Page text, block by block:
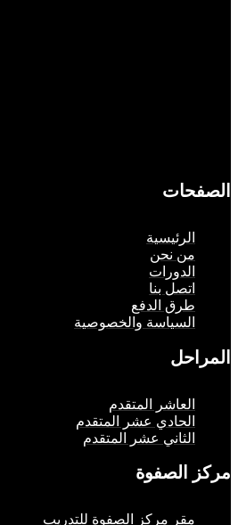
الدفع
والخصوصية
المتقدم
عشر المتقدم
عشر المتقدم
مركز الصفوة للتدريب